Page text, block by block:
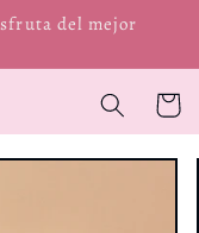
del mejor